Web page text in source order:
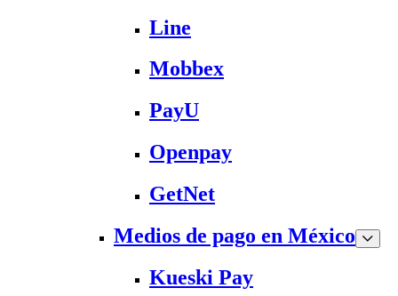
Line
Mobbex
PayU
Openpay
GetNet
Medios de pago en México
Kueski Pay